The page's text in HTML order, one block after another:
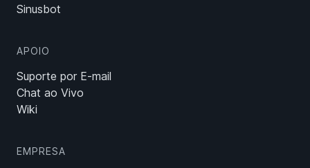
Sinusbot
APOIO
Suporte por E-mail
Chat ao Vivo
Wiki
EMPRESA